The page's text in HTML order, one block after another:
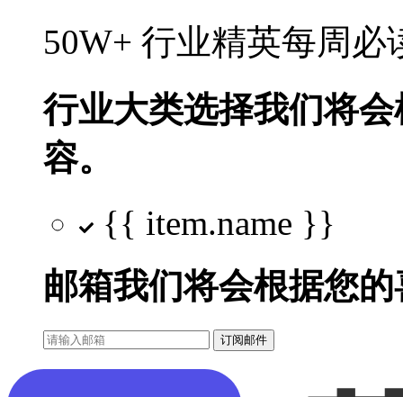
50W+ 行业精英每周
行业大类选择我们将
容。
{{ item.name }}
邮箱我们将会根据您
订阅邮件